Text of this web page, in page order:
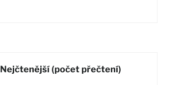
Nejčtenější (počet přečtení)